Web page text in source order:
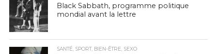
Black Sabbath, programme politique
mondial avant la lettre
SANTÉ, SPORT, BIEN-ÊTRE, SEXO